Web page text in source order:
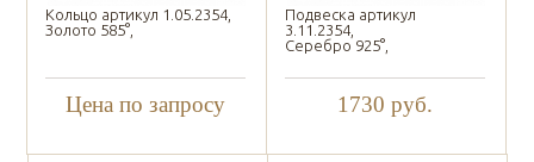
Кольцо артикул 1.05.2354,
Золото 585°,
Цена по запросу
Подвеска артикул
3.11.2354,
Серебро 925°,
1730 руб.